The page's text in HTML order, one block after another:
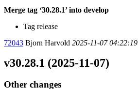
Merge tag ‘30.28.1’ into develop
Tag release
72043 Bjorn Harvold 2025-11-07 04:22:19
v30.28.1 (2025-11-07)
Other changes